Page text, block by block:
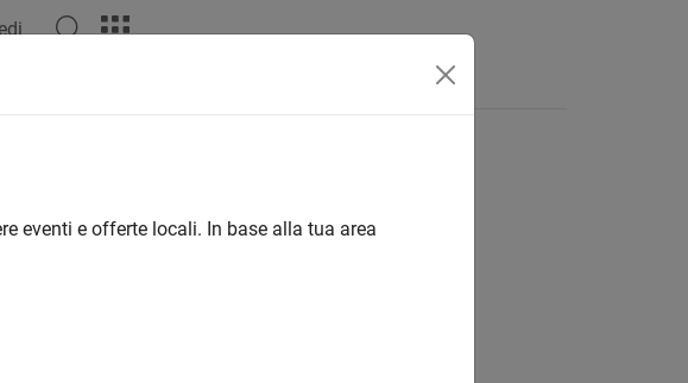
eventi e offerte locali. In base alla tua area